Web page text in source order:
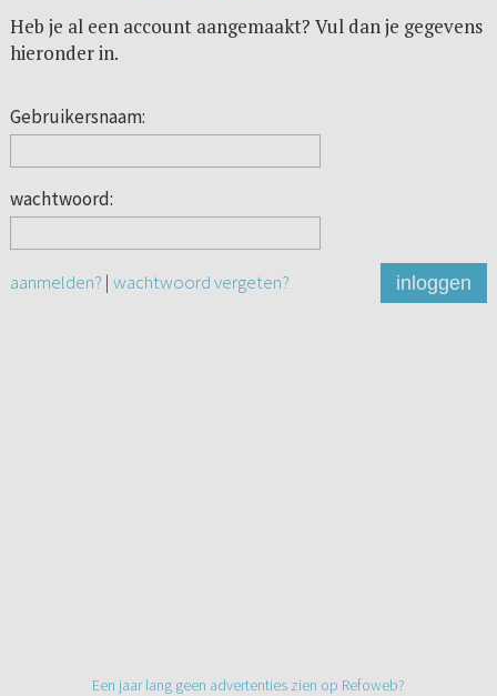
Heb je al een account aangemaakt? Vul dan je gegevens
hieronder in.
Gebruikersnaam:
wachtwoord:
aanmelden? | wachtwoord vergeten? inloggen
Een jaar lang geen advertenties zien op Refoweb?